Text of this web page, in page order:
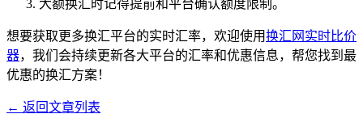
大额换汇时记得提前和平台确认额度限制。
想要获取更多换汇平台的实时汇率，欢迎使用换汇网实时比价
器，我们会持续更新各大平台的汇率和优惠信息，帮您找到最
优惠的换汇方案！
← 返回文章列表